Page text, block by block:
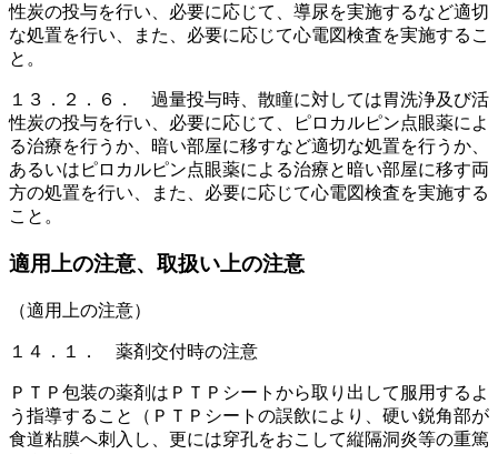
性炭の投与を行い、必要に応じて、導尿を実施するなど適切
な処置を行い、また、必要に応じて心電図検査を実施するこ
と。
１３．２．６． 過量投与時、散瞳に対しては胃洗浄及び活
性炭の投与を行い、必要に応じて、ピロカルピン点眼薬によ
る治療を行うか、暗い部屋に移すなど適切な処置を行うか、
あるいはピロカルピン点眼薬による治療と暗い部屋に移す両
方の処置を行い、また、必要に応じて心電図検査を実施する
こと。
適用上の注意、取扱い上の注意
（適用上の注意）
１４．１． 薬剤交付時の注意
ＰＴＰ包装の薬剤はＰＴＰシートから取り出して服用するよ
う指導すること（ＰＴＰシートの誤飲により、硬い鋭角部が
食道粘膜へ刺入し、更には穿孔をおこして縦隔洞炎等の重篤